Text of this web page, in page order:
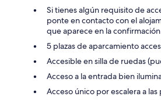
Si tienes algún requisito de
ponte en contacto con el
que aparece en la
5 plazas de aparcamiento
Accesible en silla de ruedas
Acceso a la entrada bien
Acceso único por escalera a